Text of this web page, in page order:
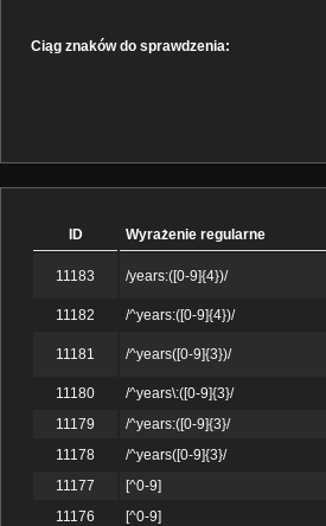
Ciąg znaków do sprawdzenia:
ID Wyrażenie regularne
11183 /years:([0-9]{4})/
11182 /^years:([0-9]{4})/
11181 /^years([0-9]{3})/
11180 /^years\:([0-9]{3}/
11179
/^years:([0-9]{3}/
11178
/^years([0-9]{3}/
11177
[^0-9]
11176
[^0-9]